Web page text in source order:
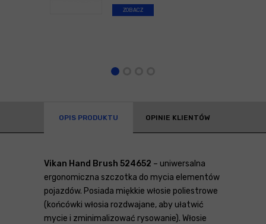
ZOBACZ
OPIS PRODUKTU OPINIE KLIENTÓW
Vikan Hand Brush 524652 – uniwersalna
ergonomiczna szczotka do mycia elementów
pojazdów. Posiada miękkie włosie poliestrowe
(końcówki włosia rozdwajane, aby ułatwić
mycie i zminimalizować rysowanie). Włosie